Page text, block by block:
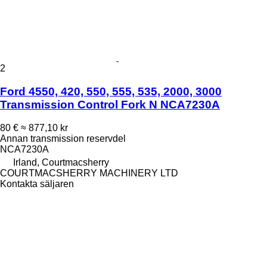
2
Ford 4550, 420, 550, 555, 535, 2000, 3000
Transmission Control Fork N NCA7230A
80 € ≈ 877,10 kr
Annan transmission reservdel
NCA7230A
Irland, Courtmacsherry
COURTMACSHERRY MACHINERY LTD
Kontakta säljaren